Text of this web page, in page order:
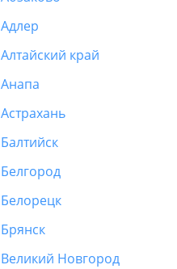
Адлер
Алтайский край
Анапа
Астрахань
Балтийск
Белгород
Белорецк
Брянск
Великий Новгород